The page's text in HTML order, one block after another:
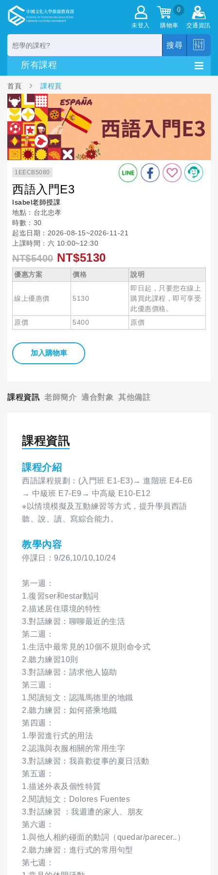
未登入
0
購物車 交通資訊
搜尋
首頁 課程頁
1EECB5080
西語入門E3
Isabel老師授課
地點：台北忠孝
時數：30
起迄日期：2026-08-15~2026-11-21
上課時間：六 10:00~12:30
NT$5400 NT$5130
優惠方案 價格 說明
線上優惠價 5130
即日起，只要您在線上
購買此課程，即可享受
此優惠價格。
原價
5400 原價
加入購物車
課程資訊 老師簡介 適合對象 其他備註
課程資訊
課程介紹
西語課程規劃：(入門班 E1-E3)→ 進階班 E4-E6
→ 中級班 E7-E9→ 中高級 E10-E12
※以情境模擬及互動練習等方式，提升學員西語
聽、說、讀、寫綜合能力。
教學內容
停課日：9/26,10/10,10/24
第一週：
1.復習ser和estar動詞
2.描述居住環境的特性
3.對話練習：聊聊最近的生活
第二週：
1.生活中最常見的10個不規則命令式
2.聽力練習10則
3.對話練習：請求他人協助
第三週：
1.閱讀短文：認識馬德里的地鐵
2.聽力練習：如何搭乘地鐵
第四週：
1.學習進行式的用法
2.認識與衣服相關的常用生字
3.對話練習：我喜歡從事的夏日活動
第五週：
1.描述外表及個性特質
2.閱讀短文：Dolores Fuentes
3.對話練習 ：我週遭的家人、朋友
第六週：
1.與他人相約碰面的動詞（quedar/parecer..）
2.聽力練習：進行式的常用句型
第七週：